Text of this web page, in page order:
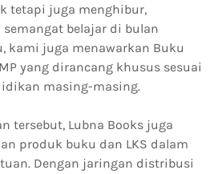
tetapi juga menghibur,
belajar di bulan
kami juga menawarkan Buku
yang dirancang khusus sesuai
masing-masing.
tersebut, Lubna Books juga
produk buku dan LKS dalam
Dengan jaringan distribusi